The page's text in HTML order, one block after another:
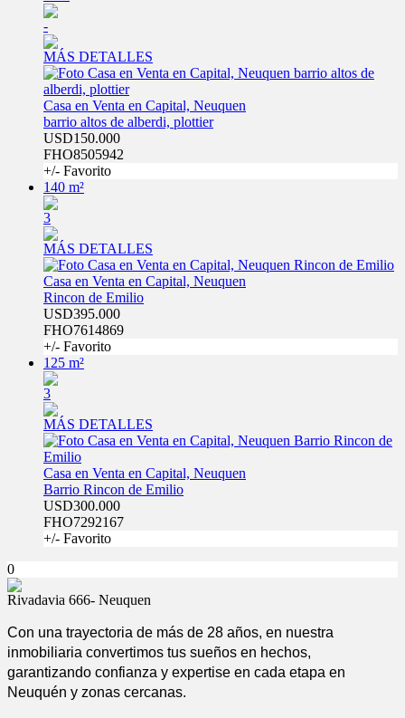
-
MÁS DETALLES
Casa en Venta en Capital, Neuquen
barrio altos de alberdi, plottier
USD150.000
FHO8505942
+/- Favorito
140 m²
3
MÁS DETALLES
Casa en Venta en Capital, Neuquen
Rincon de Emilio
USD395.000
FHO7614869
+/- Favorito
125 m²
3
MÁS DETALLES
Casa en Venta en Capital, Neuquen
Barrio Rincon de Emilio
USD300.000
FHO7292167
+/- Favorito
0
Rivadavia 666- Neuquen
Con una trayectoria de más de 28 años, en nuestra
inmobiliaria convertimos tus sueños en hechos,
garantizando confianza y expertise en cada etapa en
Neuquén y zonas cercanas.